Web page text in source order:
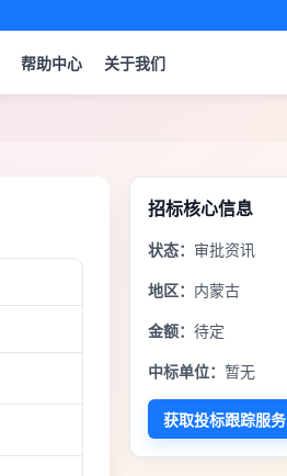
帮助中心 关于我们
招标核心信息
状态： 审批资讯
地区： 内蒙古
金额： 待定
中标单位： 暂无
获取投标跟踪服务